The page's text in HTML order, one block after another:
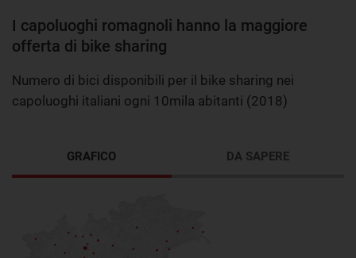
I capoluoghi romagnoli hanno la maggiore
offerta di bike sharing
Numero di bici disponibili per il bike sharing nei
capoluoghi italiani ogni 10mila abitanti (2018)
GRAFICO DA SAPERE